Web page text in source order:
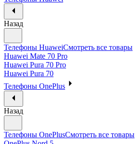
Назад
Телефоны HuaweiСмотреть все товары
Huawei Mate 70 Pro
Huawei Pura 70 Pro
Huawei Pura 70
Телефоны OnePlus
Назад
Телефоны OnePlusСмотреть все товары